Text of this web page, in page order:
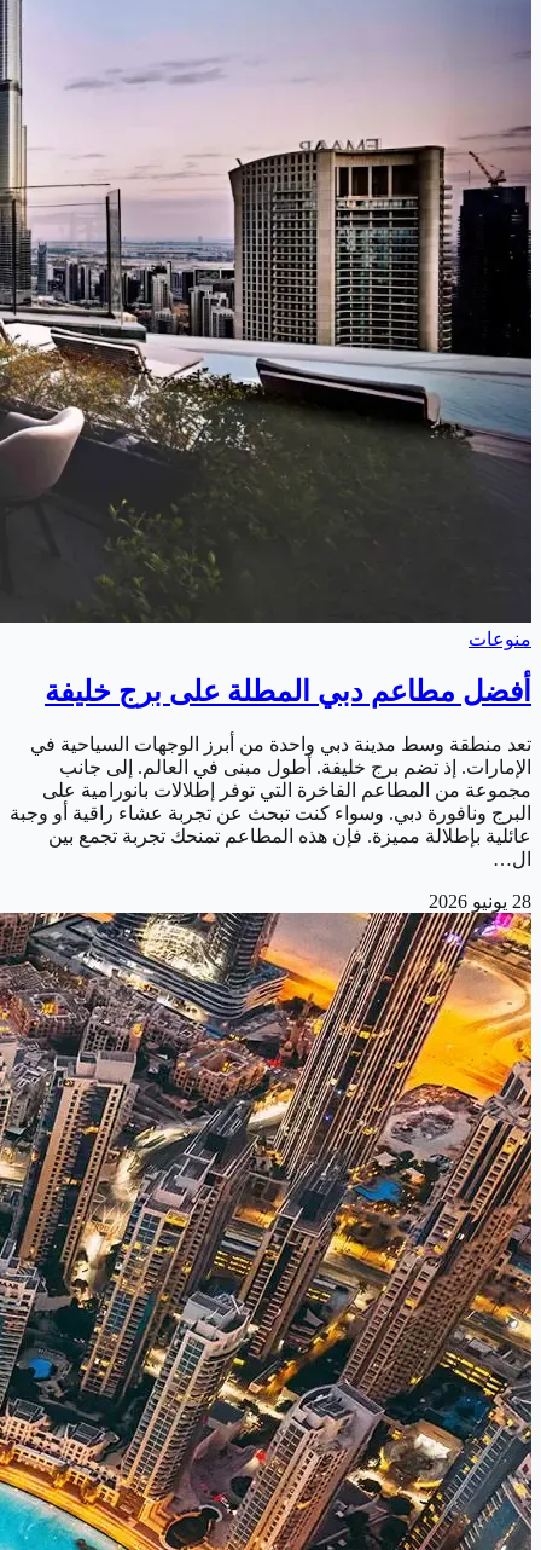
منوعات
أفضل مطاعم دبي المطلة على برج خليفة
تعد منطقة وسط مدينة دبي واحدة من أبرز الوجهات السياحية في
الإمارات. إذ تضم برج خليفة. أطول مبنى في العالم. إلى جانب
مجموعة من المطاعم الفاخرة التي توفر إطلالات بانورامية على
البرج ونافورة دبي. وسواء كنت تبحث عن تجربة عشاء راقية أو وجبة
عائلية بإطلالة مميزة. فإن هذه المطاعم تمنحك تجربة تجمع بين
ال…
28 يونيو 2026